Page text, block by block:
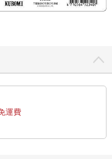
運費